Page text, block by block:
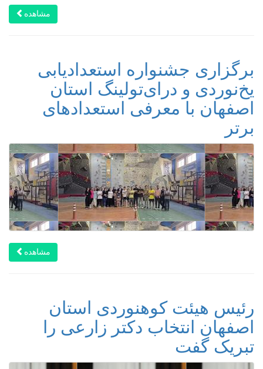
مشاهده
برگزاری جشنواره استعدادیابی
یخ‌نوردی و درای‌تولینگ استان
اصفهان با معرفی استعدادهای
برتر
مشاهده
رئیس هیئت کوهنوردی استان
اصفهان انتخاب دکتر زارعی را
تبریک گفت